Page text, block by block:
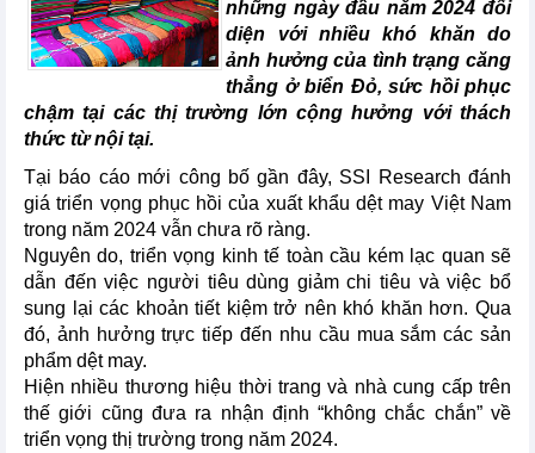
những ngày đầu năm 2024 đối
diện với nhiều khó khăn do
ảnh hưởng của tình trạng căng
thẳng ở biển Đỏ, sức hồi phục
chậm tại các thị trường lớn cộng hưởng với thách
thức từ nội tại.
Tại báo cáo mới công bố gần đây, SSI Research đánh
giá triển vọng phục hồi của xuất khẩu dệt may Việt Nam
trong năm 2024 vẫn chưa rõ ràng.
Nguyên do, triển vọng kinh tế toàn cầu kém lạc quan sẽ
dẫn đến việc người tiêu dùng giảm chi tiêu và việc bổ
sung lại các khoản tiết kiệm trở nên khó khăn hơn. Qua
đó, ảnh hưởng trực tiếp đến nhu cầu mua sắm các sản
phẩm dệt may.
Hiện nhiều thương hiệu thời trang và nhà cung cấp trên
thế giới cũng đưa ra nhận định “không chắc chắn” về
triển vọng thị trường trong năm 2024.